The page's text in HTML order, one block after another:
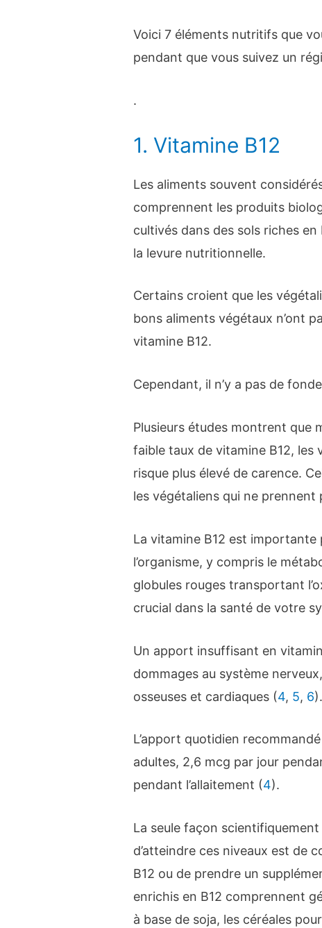
Voici 7 éléments nutritifs que
pendant que vous suivez un
.
1. Vitamine B12
Les aliments souvent
comprennent les produits
cultivés dans des sols riches
la levure nutritionnelle.
Certains croient que les
bons aliments végétaux n’ont
vitamine B12.
Cependant, il n’y a pas de
Plusieurs études montrent que
faible taux de vitamine B12, les
risque plus élevé de carence.
les végétaliens qui ne prennent
La vitamine B12 est
l’organisme, y compris le
globules rouges transportant
crucial dans la santé de votre
Un apport insuffisant en
dommages au système
osseuses et cardiaques (4, 5, 6).
L’apport quotidien
adultes, 2,6 mcg par jour
pendant l’allaitement (4).
La seule façon
d’atteindre ces niveaux est de
B12 ou de prendre un
enrichis en B12 comprennent
à base de soja, les céréales